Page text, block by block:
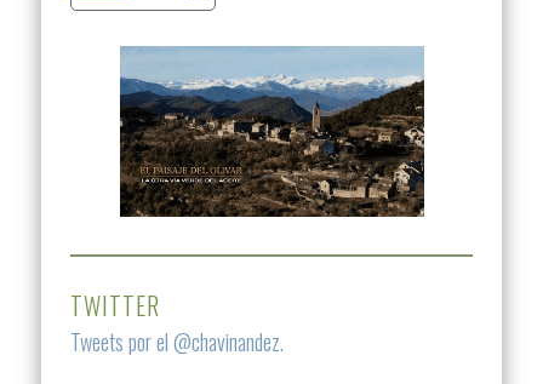
TWITTER
Tweets por el @chavinandez.